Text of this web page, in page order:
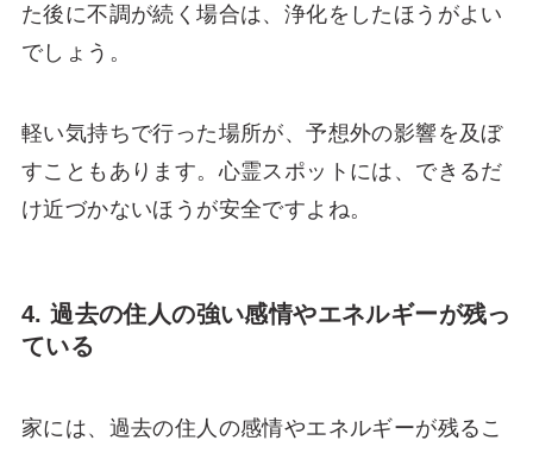
た後に不調が続く場合は、浄化をしたほうがよい
でしょう。
軽い気持ちで行った場所が、予想外の影響を及ぼ
すこともあります。心霊スポットには、できるだ
け近づかないほうが安全ですよね。
4. 過去の住人の強い感情やエネルギーが残っ
ている
家には、過去の住人の感情やエネルギーが残るこ